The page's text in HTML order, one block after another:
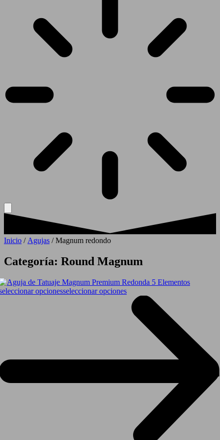
Inicio / Agujas / Magnum redondo
Categoría: Round Magnum
opcionesseleccionar opciones